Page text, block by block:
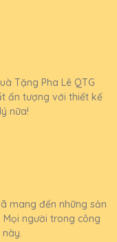
Tặng Pha Lê QTG
ấn tượng với thiết kế
nữa!
mang đến những sản
người trong công